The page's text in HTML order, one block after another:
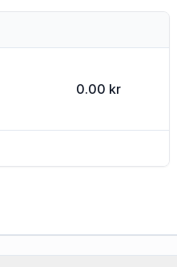
0.00 kr